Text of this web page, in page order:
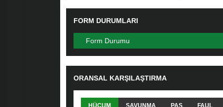
FORM DURUMLARI
Form Durumu
ORANSAL KARŞILAŞTIRMA
HÜCUM SAVUNMA PAS FAUL